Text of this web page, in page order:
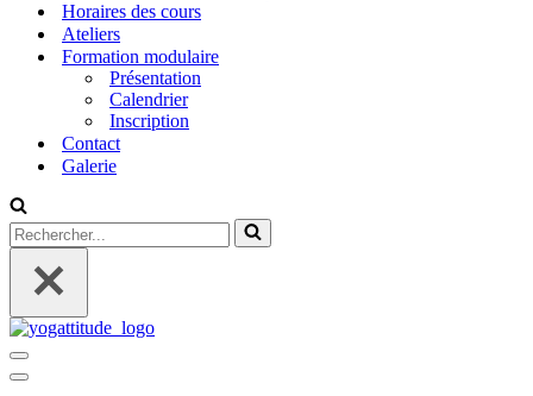
Horaires des cours
Ateliers
Formation modulaire
Présentation
Calendrier
Inscription
Contact
Galerie
Rechercher...
Menu
de
Menu